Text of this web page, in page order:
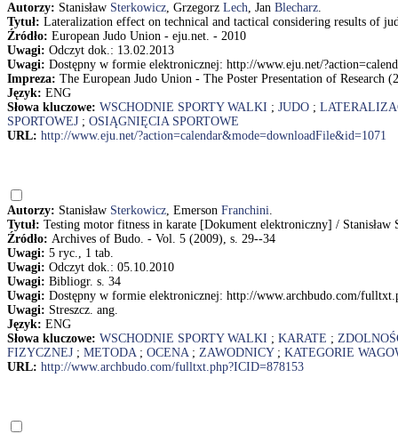
Autorzy: Stanisław Sterkowicz, Grzegorz Lech, Jan Blecharz.
Tytuł: Lateralization effect on technical and tactical considering results of
Źródło: European Judo Union - eju.net. - 2010
Uwagi: Odczyt dok.: 13.02.2013
Uwagi: Dostępny w formie elektronicznej: http://www.eju.net/
Impreza: The European Judo Union - The Poster Presentation of Research
Język: ENG
Słowa kluczowe: WSCHODNIE SPORTY WALKI ; JUDO ;
SPORTOWEJ ; OSIĄGNIĘCIA SPORTOWE
URL: http://www.eju.net/?action=calendar&mode=downloadFile&id=1071
Autorzy: Stanisław Sterkowicz, Emerson Franchini.
Tytuł: Testing motor fitness in karate [Dokument elektroniczny] / Stanisław
Źródło: Archives of Budo. - Vol. 5 (2009), s. 29--34
Uwagi: 5 ryc., 1 tab.
Uwagi: Odczyt dok.: 05.10.2010
Uwagi: Bibliogr. s. 34
Uwagi: Dostępny w formie elektronicznej: http://www.archbudo.com/
Uwagi: Streszcz. ang.
Język: ENG
Słowa kluczowe: WSCHODNIE SPORTY WALKI ; KARATE ;
FIZYCZNEJ ; METODA; OCENA; ZAWODNICY; KATEGORIE
URL: http://www.archbudo.com/fulltxt.php?ICID=878153